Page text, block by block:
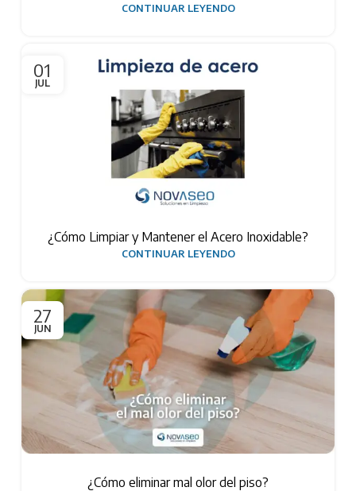
CONTINUAR LEYENDO
01
JUL
¿Cómo Limpiar y Mantener el Acero Inoxidable?
CONTINUAR LEYENDO
27
JUN
¿Cómo eliminar mal olor del piso?